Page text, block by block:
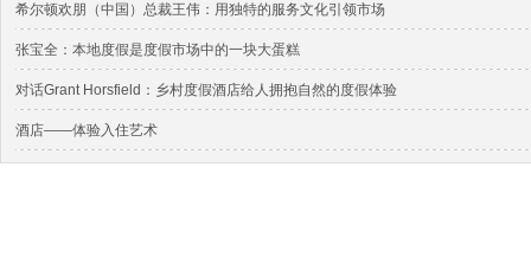
希尔顿欢朋（中国）总裁王伟：用独特的服务文化引领市场
张宝全：本地度假是度假市场中的一块大蛋糕
对话Grant Horsfield：乡村度假酒店给人拥抱自然的度假体验
酒店——体验入住艺术